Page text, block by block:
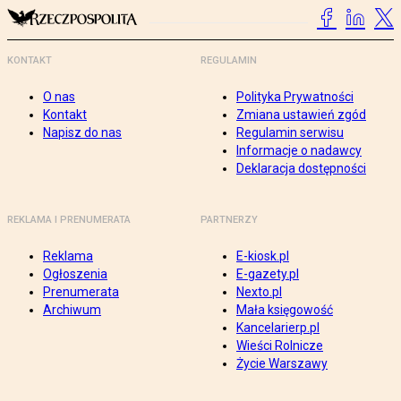
KONTAKT
O nas
Kontakt
Napisz do nas
REGULAMIN
Polityka Prywatności
Zmiana ustawień zgód
Regulamin serwisu
Informacje o nadawcy
Deklaracja dostępności
REKLAMA I PRENUMERATA
Reklama
Ogłoszenia
Prenumerata
Archiwum
PARTNERZY
E-kiosk.pl
E-gazety.pl
Nexto.pl
Mała księgowość
Kancelarierp.pl
Wieści Rolnicze
Życie Warszawy